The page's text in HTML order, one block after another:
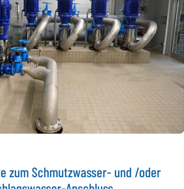
zum Schmutzwasser- und /oder